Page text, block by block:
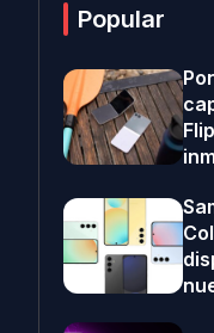
Popular